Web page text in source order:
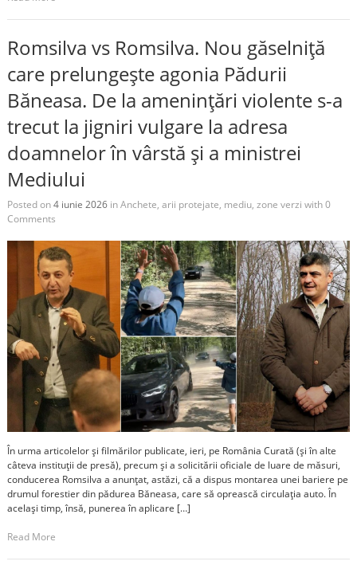
Romsilva vs Romsilva. Nou găselniță
care prelungește agonia Pădurii
Băneasa. De la amenințări violente s-a
trecut la jigniri vulgare la adresa
doamnelor în vârstă și a ministrei
Mediului
Posted on4 iunie 2026inAnchete, arii protejate, mediu, zone verzi with0
Comments
În urma articolelor și filmărilor publicate, ieri, pe România Curată (și în alte
câteva instituții de presă), precum și a solicitării oficiale de luare de măsuri,
conducerea Romsilva a anunțat, astăzi, că a dispus montarea unei bariere pe
drumul forestier din pădurea Băneasa, care să oprească circulația auto. În
același timp, însă, punerea în aplicare […]
Read More